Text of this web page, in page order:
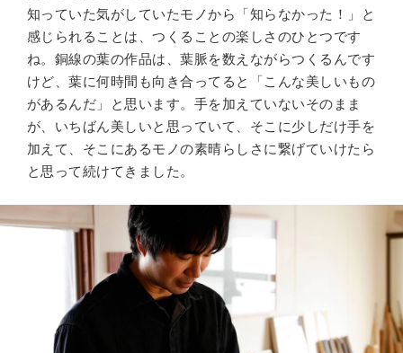
知っていた気がしていたモノから「知らなかった！」と
感じられることは、つくることの楽しさのひとつです
ね。銅線の葉の作品は、葉脈を数えながらつくるんです
けど、葉に何時間も向き合ってると「こんな美しいもの
があるんだ」と思います。手を加えていないそのまま
が、いちばん美しいと思っていて、そこに少しだけ手を
加えて、そこにあるモノの素晴らしさに繋げていけたら
と思って続けてきました。